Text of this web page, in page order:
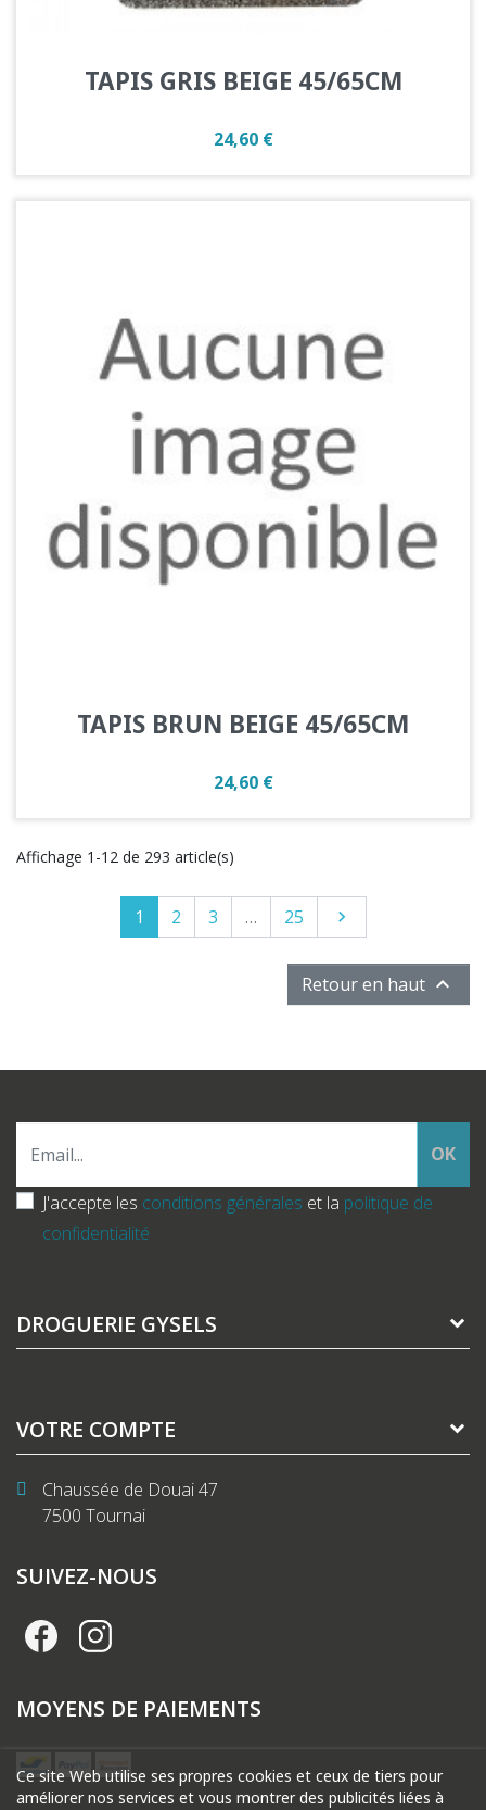
TAPIS GRIS BEIGE 45/65CM
Prix
24,60 €
TAPIS BRUN BEIGE 45/65CM
Prix
24,60 €
Affichage 1-12 de 293 article(s)
1 2 3 … 25 Suivant

Retour en haut 
OK
J'accepte les conditions générales et la politique de
confidentialité
DROGUERIE GYSELS
VOTRE COMPTE
Chaussée de Douai 47
7500 Tournai
Ce site Web utilise ses propres cookies et ceux de tiers pour
améliorer nos services et vous montrer des publicités liées à
SUIVEZ-NOUS
MOYENS DE PAIEMENTS